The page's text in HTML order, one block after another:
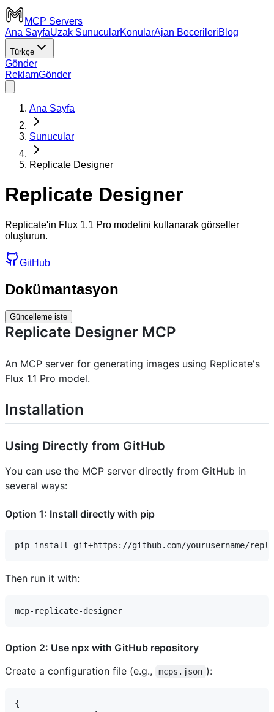
MCP Servers
Ana SayfaUzak SunucularKonularAjan BecerileriBlog
Türkçe
Gönder
ReklamGönder
Ana Sayfa
Sunucular
Replicate Designer
Replicate Designer
Replicate'in Flux 1.1 Pro modelini kullanarak görseller
oluşturun.
GitHub
Dokümantasyon
Güncelleme iste
Replicate Designer MCP
An MCP server for generating images using Replicate's
Flux 1.1 Pro model.
Installation
Using Directly from GitHub
You can use the MCP server directly from GitHub in
several ways:
Option 1: Install directly with pip
Then run it with:
Option 2: Use npx with GitHub repository
Create a configuration file (e.g.,
mcps.json ):
{